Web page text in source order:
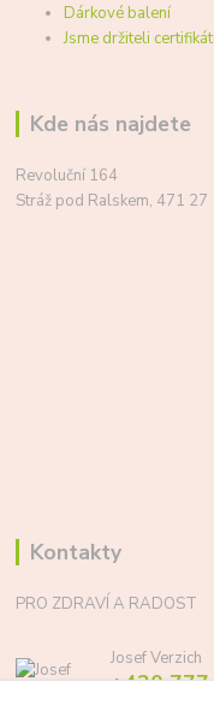
Dárkové balení
Jsme držiteli
Kde nás najdete
Revoluční 164
Stráž pod Ralskem, 471 27
Kontakty
PRO ZDRAVÍ A RADOST
Josef Verzich
+420